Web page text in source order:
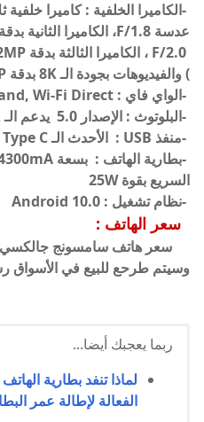
) والفيديوهات بجودة الـ 8K بدقة 4320MP
-الواي فاي : Dual-band, Wi-Fi Direct
-البلوتوث : الإصدار 5.0 يدعم الـ A2DP, LE, aptX .
-منفذ USB : الأحدث الـ Type C مع دعم خاصية OTG .
السريع بقوة 25W
-نظام تشغيل : Android 10.0
سعر الهاتف :
سعر هاتف سامسونج جالكسي نوت 20
وسيتم طرحع للبيع في الأسواق رسميا
ربما يعجبك أيضا...
لماذا تنفد بطارية
الفعالة لإطالة عمر